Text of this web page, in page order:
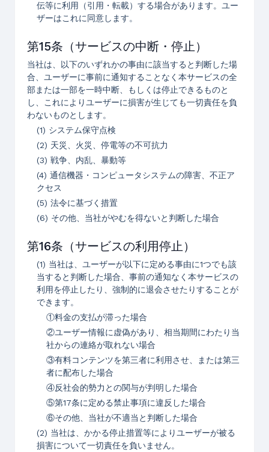
伝等に利用（引用・転載）する場合があります。ユー
ザーはこれに同意します。
第15条（サービスの中断・停止）
当社は、以下のいずれかの事由に該当すると判断した場
合、ユーザーに事前に通知することなく本サービスの全
部または一部を一時中断、もしくは停止できるものと
し、これによりユーザーに損害が生じても一切責任を負
わないものとします。
(1) システム保守点検
(2) 天災、火災、停電等の不可抗力
(3) 戦争、内乱、暴動等
(4) 通信機器・コンピュータシステムの障害、不正ア
クセス
(5) 法令に基づく措置
(6) その他、当社がやむを得ないと判断した場合
第16条（サービスの利用停止）
(1) 当社は、ユーザーが以下に定める事由に1つでも該
当すると判断した場合、事前の通知なく本サービスの
利用を停止したり、強制的に退会させたりすることが
できます。
①料金の支払が滞った場合
②ユーザー情報に虚偽があり、相当期間にわたり当
社からの連絡が取れない場合
③有料コンテンツを第三者に利用させ、または第三
者に配布した場合
④反社会的勢力との関与が判明した場合
⑤第17条に定める禁止事項に違反した場合
⑥その他、当社が不適当と判断した場合
(2) 当社は、かかる停止措置等によりユーザーが被る
損害について一切責任を負いません。